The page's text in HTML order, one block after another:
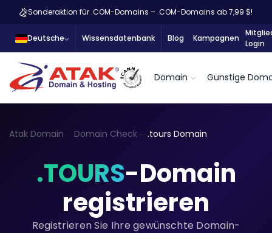
Sonderaktion für .COM-Domains – .COM-Domains ab 7,99 $!
Deutsche Wissensdatenbank Blog Kampagnen
Login
Domain Günstige
Atak Domain Domain Check .tours Domain
.TOURS-Domain
registrieren
Registrieren Sie Ihre gewünschte Domain-